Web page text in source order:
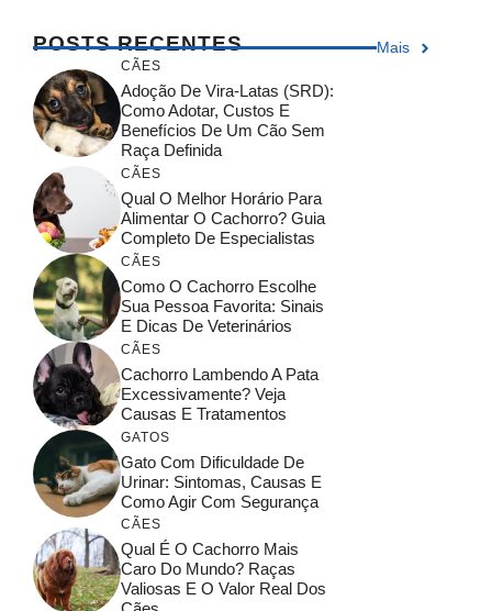
POSTS RECENTES Mais
CÃES
Adoção De Vira-Latas (SRD):
Como Adotar, Custos E
Benefícios De Um Cão Sem
Raça Definida
CÃES
Qual O Melhor Horário Para
Alimentar O Cachorro? Guia
Completo De Especialistas
CÃES
Como O Cachorro Escolhe
Sua Pessoa Favorita: Sinais
E Dicas De Veterinários
CÃES
Cachorro Lambendo A Pata
Excessivamente? Veja
Causas E Tratamentos
GATOS
Gato Com Dificuldade De
Urinar: Sintomas, Causas E
Como Agir Com Segurança
CÃES
Qual É O Cachorro Mais
Caro Do Mundo? Raças
Valiosas E O Valor Real Dos